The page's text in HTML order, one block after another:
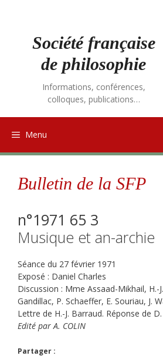
Société française
de philosophie
Informations, conférences,
colloques, publications…
Menu
Bulletin de la SFP
n°1971 65 3
Musique et an-archie
Séance du 27 février 1971
Exposé : Daniel Charles
Discussion : Mme Assaad-Mikhail, H.-
Gandillac, P. Schaeffer, E. Souriau, J.
Lettre de H.-J. Barraud. Réponse de
Edité par A. COLIN
Partager :